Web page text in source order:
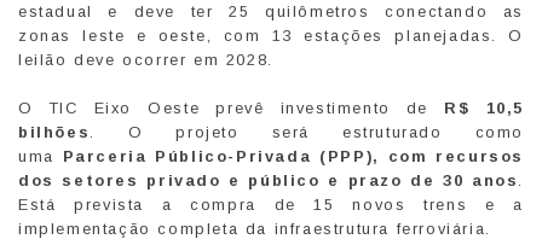
estadual e deve ter 25 quilômetros conectando as
zonas leste e oeste, com 13 estações planejadas. O
leilão deve ocorrer em 2028.
O TIC Eixo Oeste prevê investimento de
R$ 10,5
bilhões
. O projeto será estruturado como
uma
Parceria Público-Privada (PPP), com recursos
dos setores privado e público e prazo de 30 anos
Está prevista a compra de 15 novos trens e a
implementação completa da infraestrutura ferroviária.